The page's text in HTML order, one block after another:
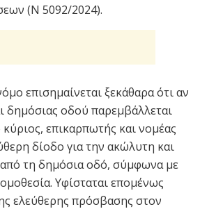
(Ν 5092/2024).
επισημαίνεται ξεκάθαρα ότι αν
δημόσιας οδού παρεμβάλλεται
κύριος, επικαρπωτής και νομέας
δίοδο για την ακώλυτη και
τη δημόσια οδό, σύμφωνα με
Υφίσταται επομένως
ελεύθερης πρόσβασης στον